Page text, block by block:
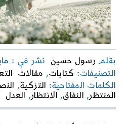
بقلم رسول حسين
نشر في : مايو 22,
التصنيفات: كتابات, مقالات
الكلمات المفتاحية: التزكية,
المنتظر, النفاق, الانتظار, العدل